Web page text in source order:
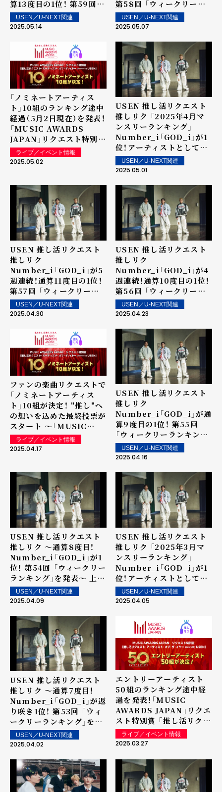
算13度目の1位！ 第59回
「ウィークリーランキン
グ」を発表～ 上位ランクイ
USEN／U-NEXT関連
2025.05.14
第58回 「ウィークリーラ
ンキング」を発表～ 上位ラ
ンクイン楽曲は街中・店内
USEN／U-NEXT関連
2025.05.07
「ノミネートアーティス
ト」10組のランキング途中
経過（5月2日現在）を発表！
「MUSIC AWARDS
JAPAN」リクエスト特別賞
「推し活リクエスト・アー
ティスト・オブ・ザ・イヤー
ライブ／イベント情報
2025.05.02
USEN 推し活リクエスト
推しリク 「2025年4月マ
ンスリーランキング」
Number_i「GOD_i」が1
位！アーティストとしては
5か月連続の1位を記録！
USEN／U-NEXT関連
2025.05.01
USEN 推し活リクエスト
推しリク
Number_i「GOD_i」が5
週連続！通算11度目の1位！
第57回 「ウィークリーラ
ンキング」を発表～ 上位ラ
ンクイン楽曲は街中・店内
USEN／U-NEXT関連
2025.04.30
USEN 推し活リクエスト
推しリク
Number_i「GOD_i」が4
週連続！通算10度目の1位！
第56回 「ウィークリーラ
ンキング」を発表～ 上位ラ
ンクイン楽曲は街中・店内
USEN／U-NEXT関連
2025.04.23
ファンの楽曲リクエストで
「ノミネートアーティス
ト」10組が決定！ "推し"へ
の想いを込めた最終投票が
スタート ～「MUSIC
AWARDS JAPAN」リクエ
スト特別賞 「推し活リクエ
USEN」の表彰に向けて～
ライブ／イベント情報
2025.04.17
USEN 推し活リクエスト
推しリク
Number_i「GOD_i」が通
算9度目の1位！ 第55回
「ウィークリーランキン
グ」を発表～ 上位ランクイ
ン楽曲は街中・店内で配
USEN／U-NEXT関連
2025.04.16
USEN 推し活リクエスト
推しリク ～通算8度目！
Number_i「GOD_i」が1
位！ 第54回 「ウィークリー
ランキング」を発表～ 上位
ランクイン楽曲は街中・店
内で配信！
USEN／U-NEXT関連
2025.04.09
USEN 推し活リクエスト
推しリク 「2025年3月マ
ンスリーランキング」
Number_i「GOD_i」が1
位！アーティストとしては
4か月連続の1位を記録！
USEN／U-NEXT関連
2025.04.05
USEN 推し活リクエスト
推しリク ～通算7度目！
Number_i「GOD_i」が返
り咲き1位！ 第53回 「ウィ
ークリーランキング」を発
表～ 上位ランクイン楽曲
は街中・店内で配信！
USEN／U-NEXT関連
2025.04.02
エントリーアーティスト
50組のランキング途中経
過を発表！「MUSIC
AWARDS JAPAN」リクエ
スト特別賞 「推し活リクエ
スト・アーティスト・オブ・
ザ・イヤー powered by
ライブ／イベント情報
2025.03.27